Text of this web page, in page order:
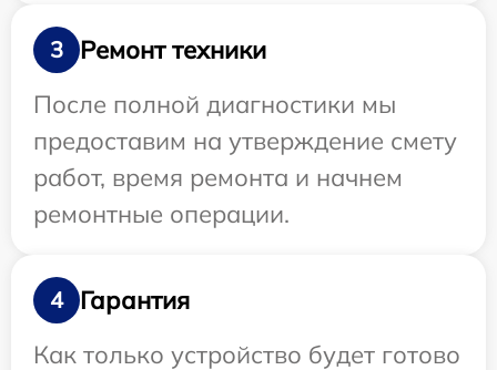
3
Ремонт техники
После полной диагностики мы
предоставим на утверждение смету
работ, время ремонта и начнем
ремонтные операции.
4
Гарантия
Как только устройство будет готово